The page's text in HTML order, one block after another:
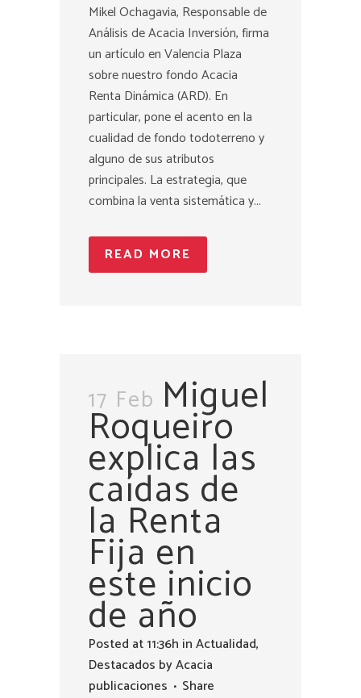
Mikel Ochagavia, Responsable de
Análisis de Acacia Inversión, firma
un artículo en Valencia Plaza
sobre nuestro fondo Acacia
Renta Dinámica (ARD). En
particular, pone el acento en la
cualidad de fondo todoterreno y
alguno de sus atributos
principales. La estrategia, que
combina la venta sistemática y...
READ MORE
17 Feb Miguel
Roqueiro
explica las
caídas de
la Renta
Fija en
este inicio
de año
Posted at 11:36h inActualidad,
Destacados byAcacia
publicaciones
Share